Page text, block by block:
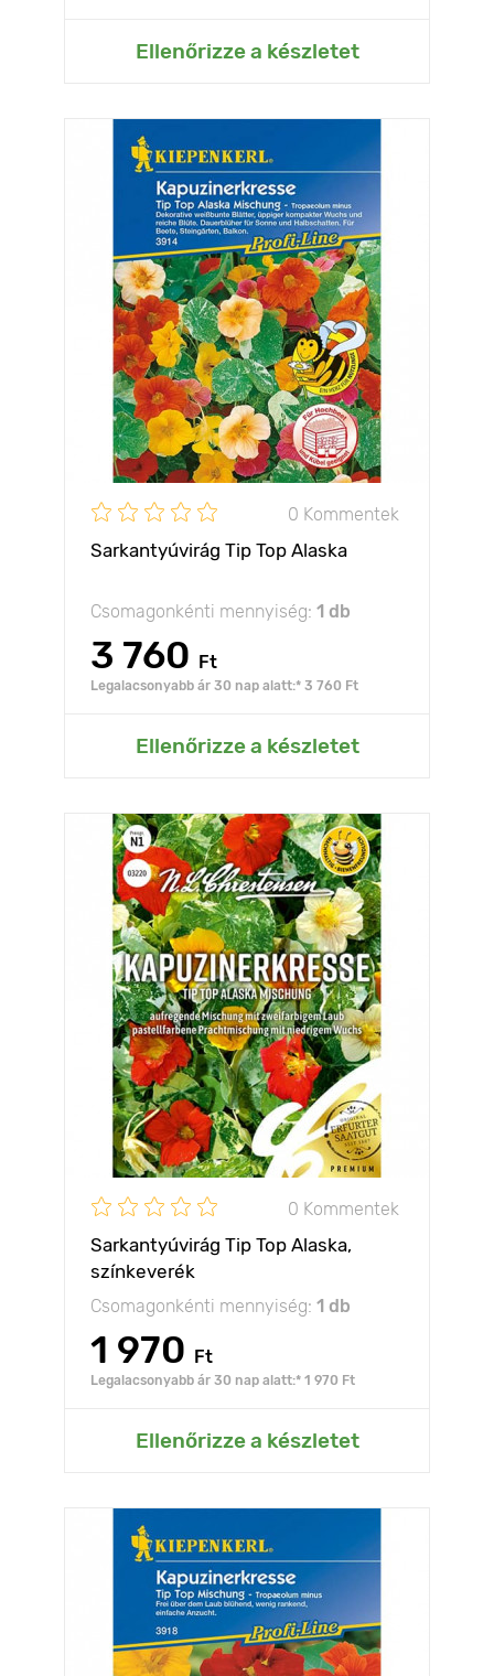
Ellenőrizze a készletet
0 Kommentek
Sarkantyúvirág Tip Top Alaska
Csomagonkénti mennyiség: 1 db
3 760 Ft
Legalacsonyabb ár 30 nap alatt:* 3 760 Ft
Ellenőrizze a készletet
0 Kommentek
Sarkantyúvirág Tip Top Alaska,
színkeverék
Csomagonkénti mennyiség: 1 db
1 970 Ft
Legalacsonyabb ár 30 nap alatt:* 1 970 Ft
Ellenőrizze a készletet